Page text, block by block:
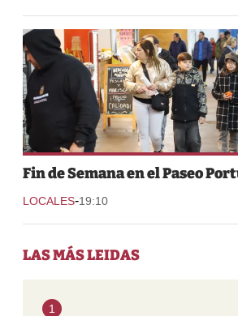
Fin de Semana en el Paseo
LOCALES-19:10
LAS MÁS LEIDAS
1